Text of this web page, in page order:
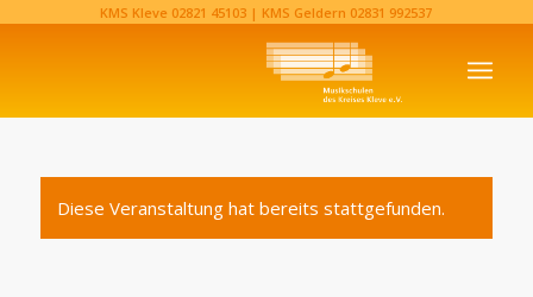
KMS Kleve 02821 45103‬ | KMS Geldern 02831 992537‬
Diese Veranstaltung hat bereits stattgefunden.